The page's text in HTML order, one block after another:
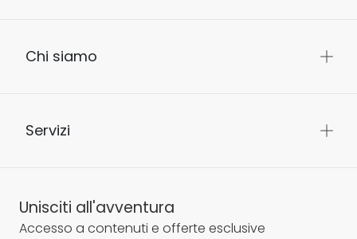
Chi siamo
Servizi
Unisciti all'avventura
Accesso a contenuti e offerte esclusive